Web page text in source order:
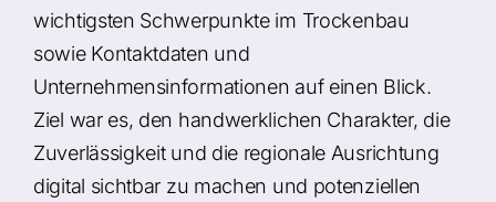
wichtigsten Schwerpunkte im Trockenbau
sowie Kontaktdaten und
Unternehmensinformationen auf einen Blick.
Ziel war es, den handwerklichen Charakter, die
Zuverlässigkeit und die regionale Ausrichtung
digital sichtbar zu machen und potenziellen